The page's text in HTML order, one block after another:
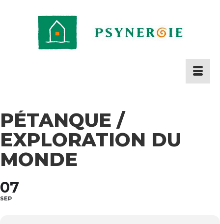
PÉTANQUE /
EXPLORATION DU
MONDE
07
SEP